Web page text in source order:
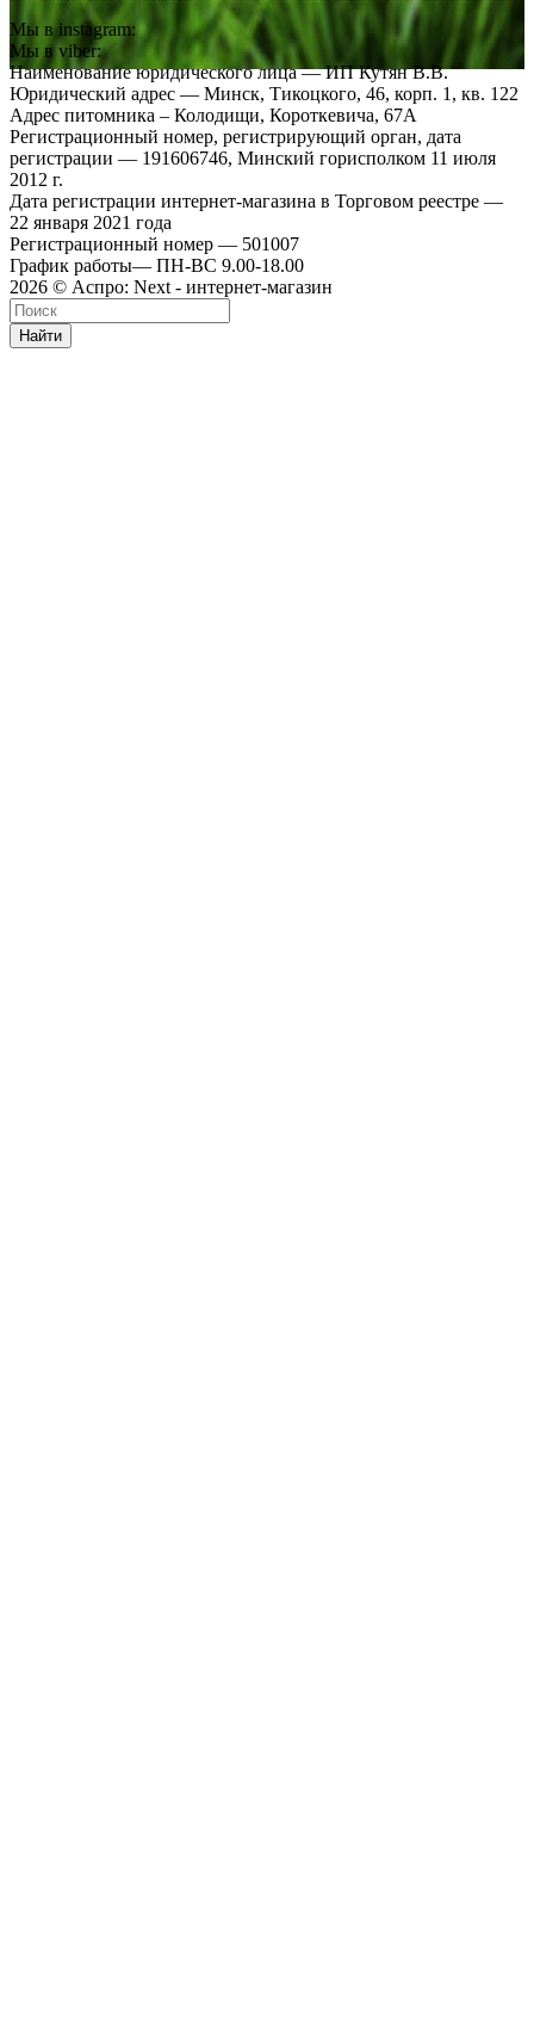
Мы в instagram:
Мы в viber:
Наименование юридического лица — ИП Кутян В.В.
Юридический адрес — Минск, Тикоцкого, 46, корп. 1, кв. 122
Адрес питомника – Колодищи, Короткевича, 67А
Регистрационный номер, регистрирующий орган, дата
регистрации — 191606746, Минский горисполком 11 июля
2012 г.
Дата регистрации интернет-магазина в Торговом реестре —
22 января 2021 года
Регистрационный номер — 501007
График работы— ПН-ВС 9.00-18.00
2026 © Аспро: Next - интернет-магазин
Найти